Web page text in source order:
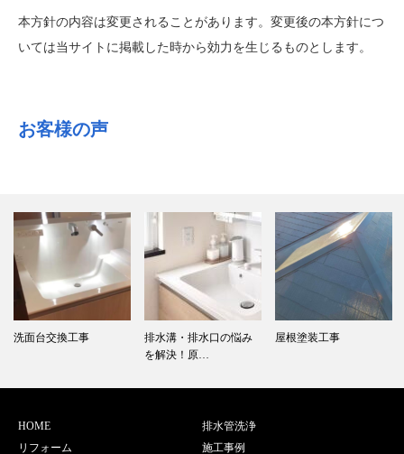
本方針の内容は変更されることがあります。変更後の本方針につ
いては当サイトに掲載した時から効力を生じるものとします。
お客様の声
洗面台交換工事
排水溝・排水口の悩み
を解決！原…
屋根塗装工事
HOME
排水管洗浄
リフォーム
施工事例